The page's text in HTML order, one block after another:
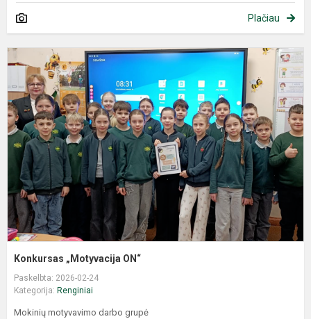
Plačiau
Konkursas „Motyvacija ON“
Paskelbta: 2026-02-24
Kategorija: Renginiai
Mokinių motyvavimo darbo grupė